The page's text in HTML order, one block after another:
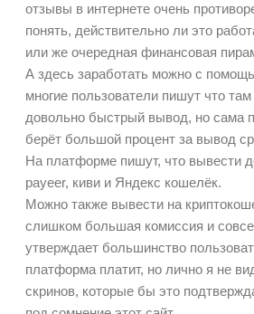
отзывы в интернете очень
понять, действительно ли это
или же очередная финансовая
А здесь заработать можно с
многие пользователи пишут что
довольно быстрый вывод, но сама
берёт большой процент за вывод
На платформе пишут, что вывести
payeer, киви и Яндекс кошелёк.
Можно также вывести на
слишком большая комиссия и
утверждает большинство
платформа платит, но лично я не
скринов, которые бы это